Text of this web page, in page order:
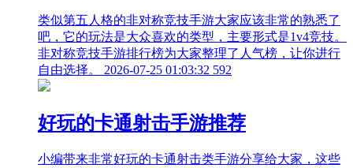
类似第五人格的非对称竞技手游大家应该非常的熟悉了
吧，它的玩法是大众喜欢的类型，主要形式是1v4竞技。
非对称竞技手游排行榜为大家整理了人气榜，让你进行
自由选择。
2026-07-25 01:03:32 592
好玩的卡通射击手游推荐
小编带来非常好玩的卡通射击类手游分享给大家，这些